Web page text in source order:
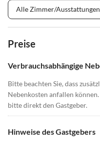
Alle Zimmer/Ausstattungen
Preise
Verbrauchsabhängige
Bitte beachten Sie, dass
Nebenkosten anfallen
bitte direkt den Gastgeber.
Hinweise des Gastgebers